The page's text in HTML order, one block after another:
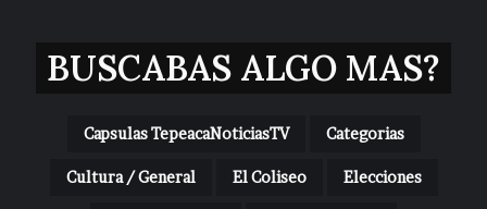
BUSCABAS ALGO MAS?
Capsulas TepeacaNoticiasTV Categorias
Cultura / General El Coliseo Elecciones